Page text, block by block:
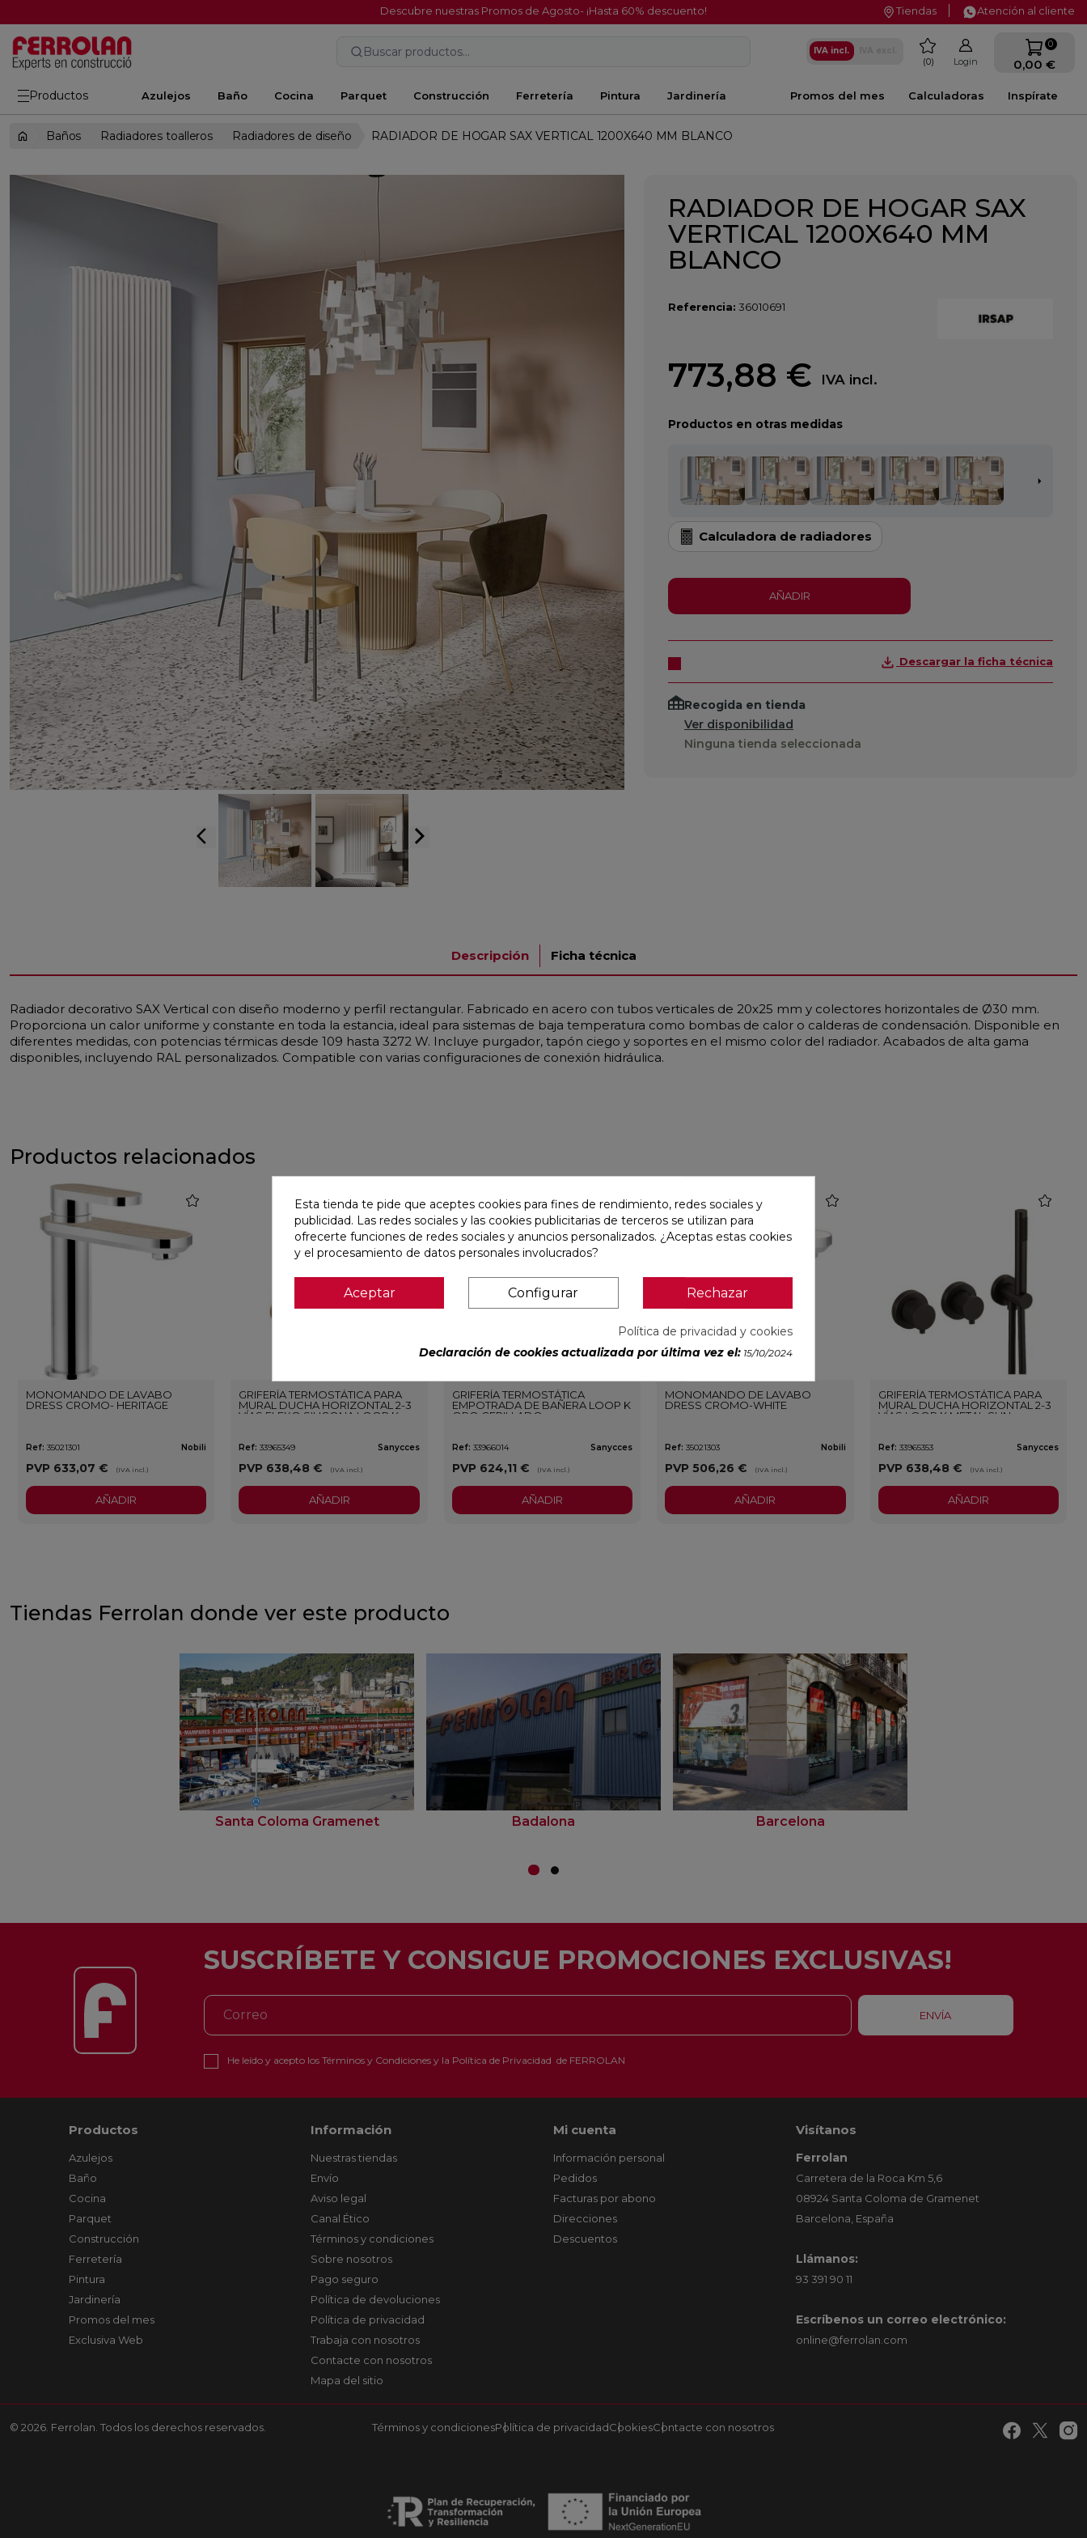
Descubre nuestras Promos de Agosto- ¡Hasta 60% descuento! Tiendas Atención al cliente
Buscar productos... IVA incl. favorite
0 Login
0
0,00 €
Productos Azulejos Baño Cocina Parquet Construcción Ferretería Pintura Jardinería Inspírate
Calculadoras
Promos del mes
Baños Radiadores toalleros Radiadores de diseño RADIADOR DE HOGAR SAX VERTICAL 1200X640 MM BLANCO
arrow_back_ios arrow_forward_ios
RADIADOR DE HOGAR SAX
VERTICAL 1200X640 MM
BLANCO
Referencia: 36010691
773,88 € IVA incl.
Productos en otras medidas
Calculadora de radiadores
AÑADIR
Descargar la ficha técnica
Recogida en tienda
Ver disponibilidad
Ninguna tienda seleccionada
Descripción Ficha técnica
Radiador decorativo SAX Vertical con diseño moderno y perfil rectangular. Fabricado en acero con tubos verticales de 20x25 mm y colectores horizontales de Ø30 mm.
Proporciona un calor uniforme y constante en toda la estancia, ideal para sistemas de baja temperatura como bombas de calor o calderas de condensación. Disponible en
diferentes medidas, con potencias térmicas desde 109 hasta 3272 W. Incluye purgador, tapón ciego y soportes en el mismo color del radiador. Acabados de alta gama
disponibles, incluyendo RAL personalizados. Compatible con varias configuraciones de conexión hidráulica.
Productos relacionados
MONOMANDO DE LAVABO
DRESS CROMO- HERITAGE
Ref: 35021301 Nobili
PVP 633,07 € (IVA incl.)
AÑADIR
GRIFERÍA TERMOSTÁTICA PARA
MURAL DUCHA HORIZONTAL 2-3
VÍAS FLEXO SILICONA LOOP K
Ref: 33965349 Sanycces
PVP 638,48 € (IVA incl.)
favorite
AÑADIR
GRIFERÍA TERMOSTÁTICA
EMPOTRADA DE BAÑERA LOOP K
ORO CEPILLADO
Ref: 33966014 Sanycces
PVP 624,11 € (IVA incl.)
favorite
AÑADIR
MONOMANDO DE LAVABO
DRESS CROMO-WHITE
Ref: 35021303 Nobili
PVP 506,26 € (IVA incl.)
favorite
AÑADIR
GRIFERÍA TERMOSTÁTICA PARA
MURAL DUCHA HORIZONTAL 2-3
VÍAS LOOP K METAL GUN
Ref: 33965353 Sanycces
PVP 638,48 € (IVA incl.)
AÑADIR
Tiendas Ferrolan donde ver este producto
Santa Coloma Gramenet Badalona Barcelona
SUSCRÍBETE Y CONSIGUE PROMOCIONES EXCLUSIVAS!
He leído y acepto los Términos y Condicionesy la Política de Privacidad de FERROLAN
Productos
Azulejos
Baño
Cocina
Parquet
Construcción
Ferretería
Pintura
Jardinería
Promos del mes
Exclusiva Web
Información
Nuestras tiendas
Envío
Aviso legal
Canal Ético
Términos y condiciones
Sobre nosotros
Pago seguro
Política de devoluciones
Política de privacidad
Trabaja con nosotros
Contacte con nosotros
Mapa del sitio
Mi cuenta
Información personal
Pedidos
Facturas por abono
Direcciones
Descuentos
Visítanos
Ferrolan
Carretera de la Roca Km 5,6
08924 Santa Coloma de Gramenet
Barcelona, España
Llámanos:
93 391 90 11
Escríbenos un correo electrónico:
online@ferrolan.com
© 2026. Ferrolan. Todos los derechos reservados. Términos y condicionesPolítica de privacidadCookiesContacte con nosotros
Esta tienda te pide que aceptes cookies para fines de rendimiento, redes sociales y
publicidad. Las redes sociales y las cookies publicitarias de terceros se utilizan para
ofrecerte funciones de redes sociales y anuncios personalizados. ¿Aceptas estas cookies
y el procesamiento de datos personales involucrados?
Aceptar Configurar Rechazar
Política de privacidad y cookies
Declaración de cookies actualizada por última vez el: 15/10/2024